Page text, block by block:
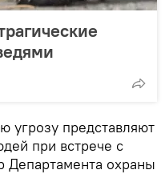
угрозу представляют
при встрече с
Департамента охраны